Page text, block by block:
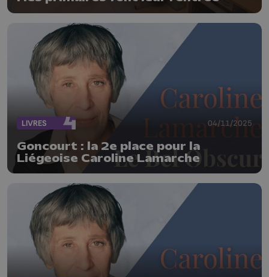
LIVRES 04/11/2025
Goncourt : la 2e place pour la
Liégeoise Caroline Lamarche